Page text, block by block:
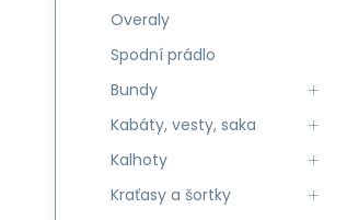
Overaly
Spodní prádlo
Bundy
Kabáty, vesty, saka
Kalhoty
Kraťasy a šortky